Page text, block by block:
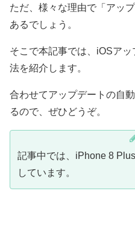
ただ、様々な理由で「アッ
あるでしょう。
そこで本記事では、iOSア
法を紹介します。
合わせてアップデートの自
るので、ぜひどうぞ。
記事中では、iPhone 8
しています。